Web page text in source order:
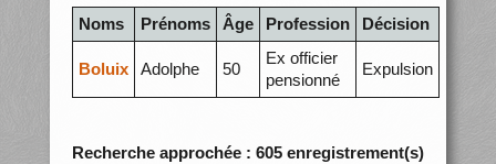
Noms Prénoms Âge Profession Décision
Boluix Adolphe 50
Ex officier
pensionné
Expulsion
Recherche approchée : 605 enregistrement(s)